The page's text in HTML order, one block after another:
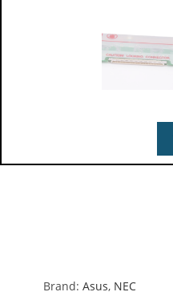
Brand: Asus, NEC